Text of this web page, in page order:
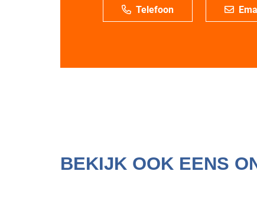
Telefoon
BEKIJK OOK EENS